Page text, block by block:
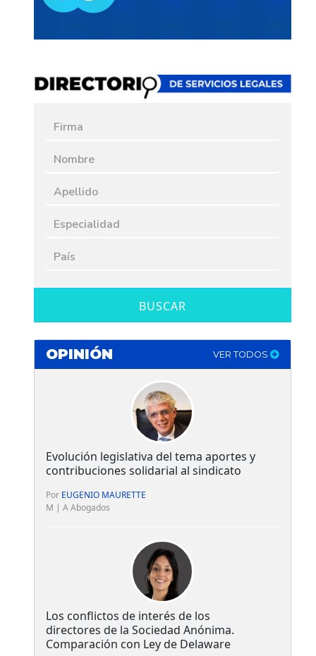
BUSCAR
OPINIÓN VER TODOS
Evolución legislativa del tema aportes y
contribuciones solidarial al sindicato
Por EUGENIO MAURETTE
M | A Abogados
Los conflictos de interés de los
directores de la Sociedad Anónima.
Comparación con Ley de Delaware